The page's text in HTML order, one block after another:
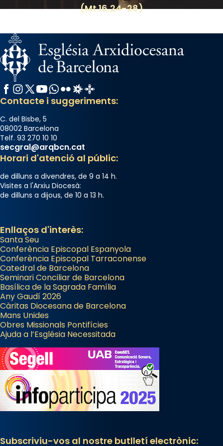
(Mt 16,24-28)
Facebook
Instagram
X / Twitter
YouTube
WhatsApp
FlickrRadio Estel
Catalunya Cristiana
Contacte i suggeriments:
C. del Bisbe, 5
08002 Barcelona
Telf. 93 270 10 10
secgral@arqbcn.cat
Horari d'atenció al públic:
de dilluns a divendres, de 9 a 14 h.
Visites a l'Arxiu Diocesà:
de dilluns a dijous, de 10 a 13 h.
Enllaços d'interès:
Santa Seu
Conferència Episcopal Espanyola
Conferència Episcopal Tarraconense
Catedral de Barcelona
Seminari Conciliar de Barcelona
Basílica de la Sagrada Família
Any Gaudí 2026
Càritas Diocesana de Barcelona
Mans Unides
Obres Missionals Pontifícies
Ajuda a l’Església Necessitada
Subscriviu-vos al nostre butlletí electrònic: